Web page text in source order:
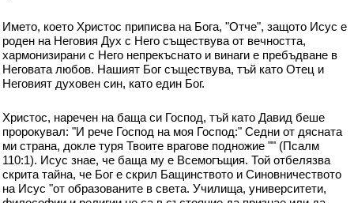
Името, което Христос приписва на Бога, "Отче", защото Исус е
роден на Неговия Дух с Него съществува от вечността,
хармонизирани с Него непрекъснато и винаги е пребъдване в
Неговата любов. Нашият Бог съществува, тъй като Отец и
Неговият духовен син, като един Бог.
Христос, наречен на баща си Господ, тъй като Давид беше
пророкувал: "И рече Господ на моя Господ:" Седни от дясната
ми страна, докле туря Твоите врагове подножие "" (Псалм
110:1). Исус знае, че баща му е Всемогъщия. Той отбелязва
скрита тайна, че Бог е скрил Бащинството и Синовничеството
на Исус "от образованите в света. Училища, университети,